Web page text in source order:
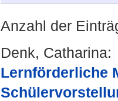
Anzahl der
Denk, Catharina:
Lernförderliche